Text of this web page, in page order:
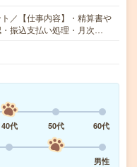
／【仕事内容】・精算書や
振込支払い処理・月次…
40代 50代
60代
男性